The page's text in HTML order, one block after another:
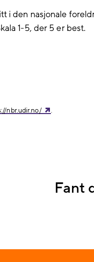
i den nasjonale
1-5, der 5 er best.
nbr.udir.no/ .
Fant